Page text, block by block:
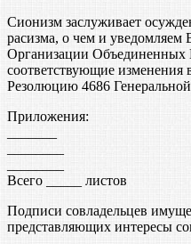
Сионизм заслуживает
расизма, о чем и уведомляем
Организации
соответствующие
Резолюцию 4686
Приложения:
Всего _____ листов
Подписи совладельцев
представляющих интересы